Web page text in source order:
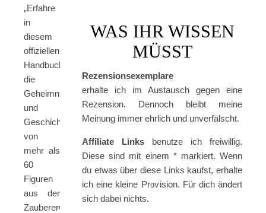
„Erfahre
in
diesem
offiziellen
Handbuch
die
Geheimnisse
und
Geschichten
von
mehr als
60
Figuren
aus der
Zaubererwelt,
WAS IHR WISSEN
MÜSST
Rezensionsexemplare
erhalte ich im Austausch gegen eine
Rezension. Dennoch bleibt meine
Meinung immer ehrlich und unverfälscht.
Affiliate Links benutze ich freiwillig.
Diese sind mit einem * markiert. Wenn
du etwas über diese Links kaufst, erhalte
ich eine kleine Provision. Für dich ändert
sich dabei nichts.